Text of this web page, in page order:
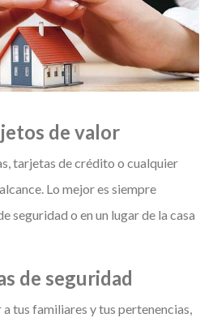
de valor
tarjetas de crédito o cualquier
Lo mejor es siempre
seguridad o en un lugar de la casa
de seguridad
tus familiares y tus pertenencias,